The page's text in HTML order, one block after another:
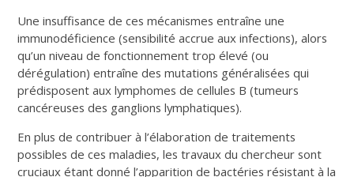
Une insuffisance de ces mécanismes entraîne une
immunodéficience (sensibilité accrue aux infections), alors
qu’un niveau de fonctionnement trop élevé (ou
dérégulation) entraîne des mutations généralisées qui
prédisposent aux lymphomes de cellules B (tumeurs
cancéreuses des ganglions lymphatiques).
En plus de contribuer à l’élaboration de traitements
possibles de ces maladies, les travaux du chercheur sont
cruciaux étant donné l’apparition de bactéries résistant à la